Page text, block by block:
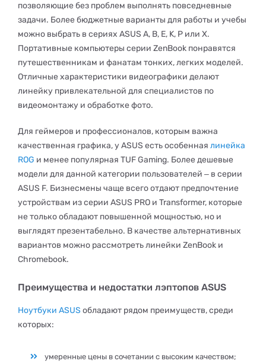
позволяющие без проблем выполнять повседневные
задачи. Более бюджетные варианты для работы и учебы
можно выбрать в сериях ASUS А, B, E, K, P или X.
Портативные компьютеры серии ZenBook понравятся
путешественникам и фанатам тонких, легких моделей.
Отличные характеристики видеографики делают
линейку привлекательной для специалистов по
видеомонтажу и обработке фото.
Для геймеров и профессионалов, которым важна
качественная графика, у ASUS есть особенная линейка
ROG и менее популярная TUF Gaming. Более дешевые
модели для данной категории пользователей ‒ в серии
ASUS F. Бизнесмены чаще всего отдают предпочтение
устройствам из серии ASUS PRO и Transformer, которые
не только обладают повышенной мощностью, но и
выглядят презентабельно. В качестве альтернативных
вариантов можно рассмотреть линейки ZenBook и
Chromebook.
Преимущества и недостатки лэптопов ASUS
Ноутбуки ASUS обладают рядом преимуществ, среди
которых:
умеренные цены в сочетании с высоким качеством;